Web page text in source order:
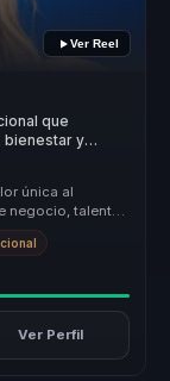
Ver Reel
que
bienestar y
única al
negocio, talento
Ver Perfil